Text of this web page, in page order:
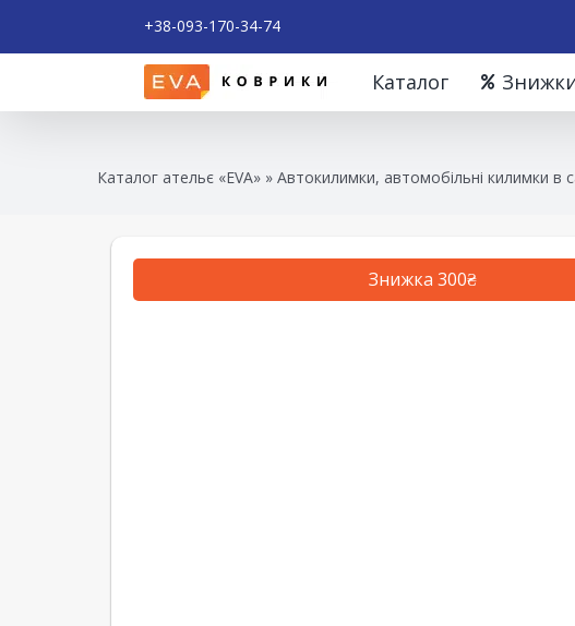
+38-093-170-34-74
Каталог
Каталог ательє «EVA» » Автокилимки, автомобільні килимки в
Знижка 300₴